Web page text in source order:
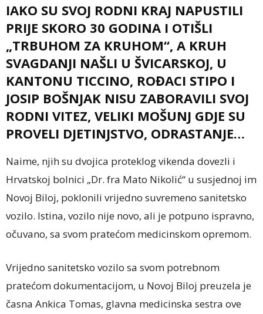
IAKO SU SVOJ RODNI KRAJ NAPUSTILI
PRIJE SKORO 30 GODINA I OTIŠLI
„TRBUHOM ZA KRUHOM“, A KRUH
SVAGDANJI NAŠLI U ŠVICARSKOJ, U
KANTONU TICCINO, ROĐACI STIPO I
JOSIP BOŠNJAK NISU ZABORAVILI SVOJ
RODNI VITEZ, VELIKI MOŠUNJ GDJE SU
PROVELI DJETINJSTVO, ODRASTANJE…
Naime, njih su dvojica proteklog vikenda dovezli i
Hrvatskoj bolnici „Dr. fra Mato Nikolić“ u susjednoj im
Novoj Biloj, poklonili vrijedno suvremeno sanitetsko
vozilo. Istina, vozilo nije novo, ali je potpuno ispravno,
očuvano, sa svom pratećom medicinskom opremom.
Vrijedno sanitetsko vozilo sa svom potrebnom
pratećom dokumentacijom, u Novoj Biloj preuzela je
časna Ankica Tomas, glavna medicinska sestra ove